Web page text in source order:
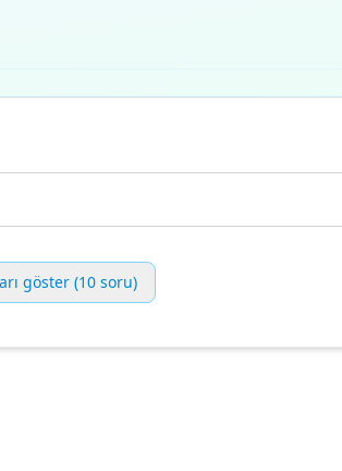
göster (10 soru)